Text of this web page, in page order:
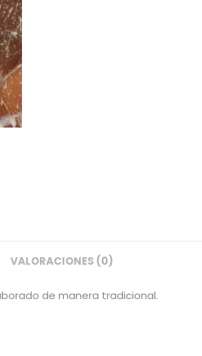
VALORACIONES (0)
de manera tradicional.